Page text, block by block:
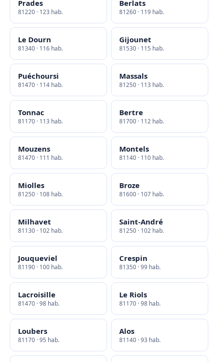
Prades
81220 · 123 hab.
Berlats
81260 · 119 hab.
Le Dourn
81340 · 116 hab.
Gijounet
81530 · 115 hab.
Puéchoursi
81470 · 114 hab.
Massals
81250 · 113 hab.
Tonnac
81170 · 113 hab.
Bertre
81700 · 112 hab.
Mouzens
81470 · 111 hab.
Montels
81140 · 110 hab.
Miolles
81250 · 108 hab.
Broze
81600 · 107 hab.
Milhavet
81130 · 102 hab.
Saint-André
81250 · 102 hab.
Jouqueviel
81190 · 100 hab.
Crespin
81350 · 99 hab.
Lacroisille
81470 · 98 hab.
Le Riols
81170 · 98 hab.
Loubers
81170 · 95 hab.
Alos
81140 · 93 hab.